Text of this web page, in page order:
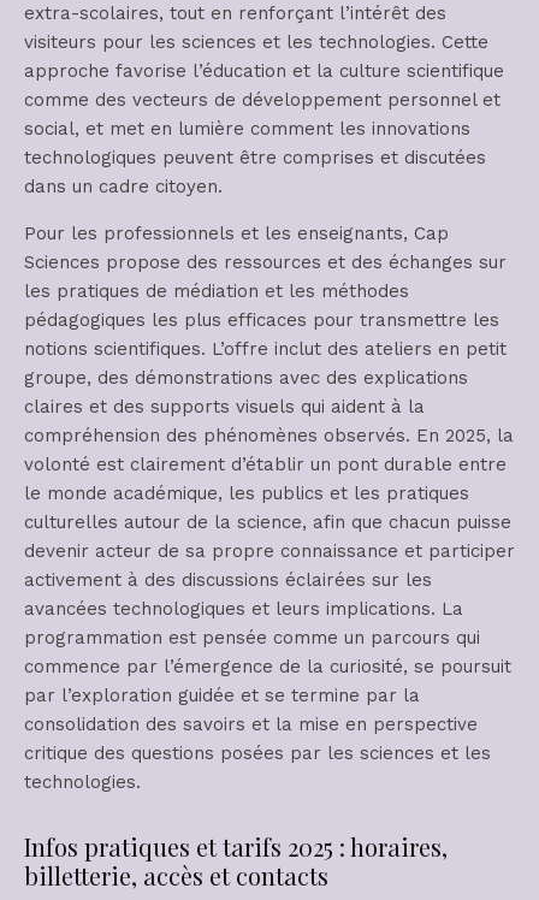
extra-scolaires, tout en renforçant l’intérêt des
visiteurs pour les sciences et les technologies. Cette
approche favorise l’éducation et la culture scientifique
comme des vecteurs de développement personnel et
social, et met en lumière comment les innovations
technologiques peuvent être comprises et discutées
dans un cadre citoyen.
Pour les professionnels et les enseignants, Cap
Sciences propose des ressources et des échanges sur
les pratiques de médiation et les méthodes
pédagogiques les plus efficaces pour transmettre les
notions scientifiques. L’offre inclut des ateliers en petit
groupe, des démonstrations avec des explications
claires et des supports visuels qui aident à la
compréhension des phénomènes observés. En 2025, la
volonté est clairement d’établir un pont durable entre
le monde académique, les publics et les pratiques
culturelles autour de la science, afin que chacun puisse
devenir acteur de sa propre connaissance et participer
activement à des discussions éclairées sur les
avancées technologiques et leurs implications. La
programmation est pensée comme un parcours qui
commence par l’émergence de la curiosité, se poursuit
par l’exploration guidée et se termine par la
consolidation des savoirs et la mise en perspective
critique des questions posées par les sciences et les
technologies.
Infos pratiques et tarifs 2025 : horaires,
billetterie, accès et contacts